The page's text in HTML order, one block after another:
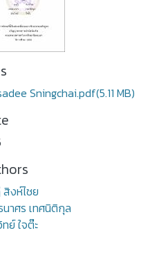
Sningchai.pdf(5.11 MB)
งห์ไชย
นาศร เทศนิติกุล
ย์ ใจต๊ะ